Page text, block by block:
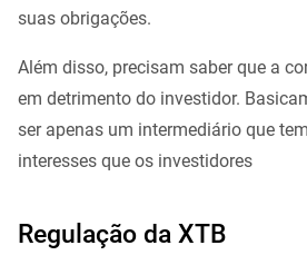
suas obrigações.
Além disso, precisam saber que a
em detrimento do investidor.
ser apenas um intermediário que
interesses que os investidores
Regulação da XTB